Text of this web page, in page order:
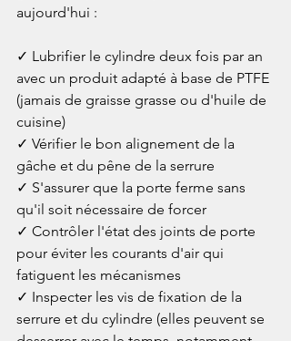
aujourd'hui :
✓ Lubrifier le cylindre deux fois par an
avec un produit adapté à base de PTFE
(jamais de graisse grasse ou d'huile de
cuisine)
✓ Vérifier le bon alignement de la
gâche et du pêne de la serrure
✓ S'assurer que la porte ferme sans
qu'il soit nécessaire de forcer
✓ Contrôler l'état des joints de porte
pour éviter les courants d'air qui
fatiguent les mécanismes
✓ Inspecter les vis de fixation de la
serrure et du cylindre (elles peuvent se